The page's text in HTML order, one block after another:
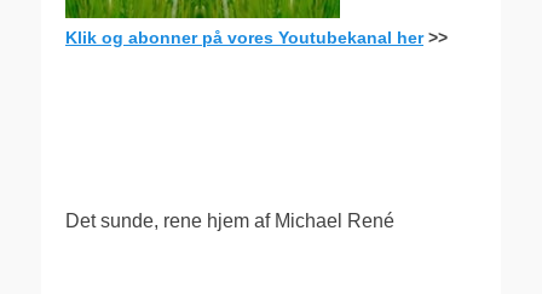
Klik og abonner på vores Youtubekanal her>>
Det sunde, rene hjem af Michael René